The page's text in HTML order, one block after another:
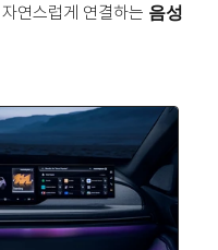
연스럽게 연결하는 음성